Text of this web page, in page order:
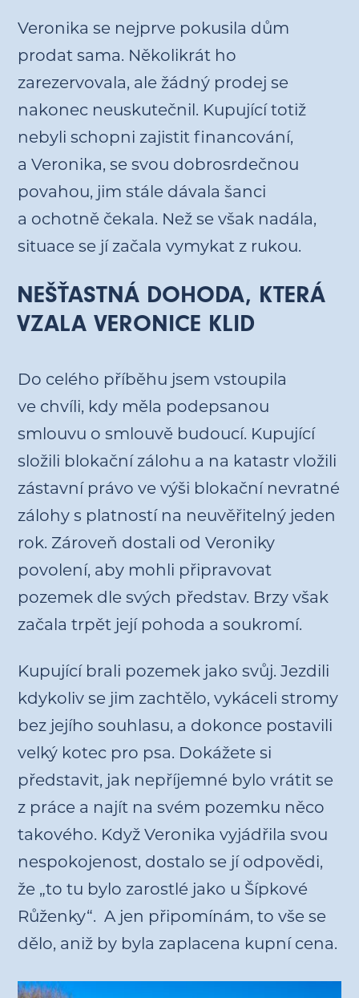
Veronika se nejprve pokusila dům
prodat sama. Několikrát ho
zarezervovala, ale žádný prodej se
nakonec neuskutečnil. Kupující totiž
nebyli schopni zajistit financování,
a Veronika, se svou dobrosrdečnou
povahou, jim stále dávala šanci
a ochotně čekala. Než se však nadála,
situace se jí začala vymykat z rukou.
NEŠŤASTNÁ DOHODA, KTERÁ
VZALA VERONICE KLID
Do celého příběhu jsem vstoupila
ve chvíli, kdy měla podepsanou
smlouvu o smlouvě budoucí. Kupující
složili blokační zálohu a na katastr vložili
zástavní právo ve výši blokační nevratné
zálohy s platností na neuvěřitelný jeden
rok. Zároveň dostali od Veroniky
povolení, aby mohli připravovat
pozemek dle svých představ. Brzy však
začala trpět její pohoda a soukromí.
Kupující brali pozemek jako svůj. Jezdili
kdykoliv se jim zachtělo, vykáceli stromy
bez jejího souhlasu, a dokonce postavili
velký kotec pro psa. Dokážete si
představit, jak nepříjemné bylo vrátit se
z práce a najít na svém pozemku něco
takového. Když Veronika vyjádřila svou
nespokojenost, dostalo se jí odpovědi,
že „to tu bylo zarostlé jako u Šípkové
Růženky“. A jen připomínám, to vše se
dělo, aniž by byla zaplacena kupní cena.